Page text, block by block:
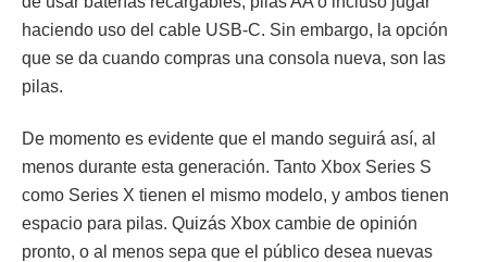
haciendo uso del cable USB-C. Sin embargo, la opción
que se da cuando compras una consola nueva, son las
pilas.
De momento es evidente que el mando seguirá así, al
menos durante esta generación. Tanto Xbox Series S
como Series X tienen el mismo modelo, y ambos tienen
espacio para pilas. Quizás Xbox cambie de opinión
pronto, o al menos sepa que el público desea nuevas